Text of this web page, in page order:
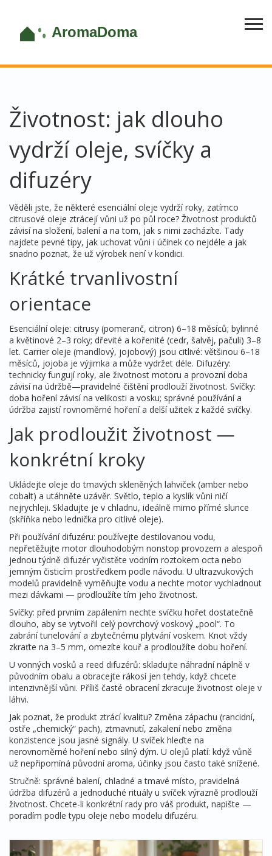
Životnost: jak dlouho
vydrží oleje, svíčky a
difuzéry
Věděli jste, že některé esenciální oleje vydrží roky, zatímco
citrusové oleje ztrácejí vůni už po půl roce? Životnost produktů
závisí na složení, balení a na tom, jak s nimi zacházíte. Tady
najdete pevné tipy, jak uchovat vůni i účinek co nejdéle a jak
snadno poznat, že už výrobek není v kondici.
Krátké trvanlivostní
orientace
Esenciální oleje: citrusy (pomeranč, citron) 6–18 měsíců; bylinné
a květinové 2–3 roky; dřevité a kořenité (cedr, šalvěj, pačuli) 3–8
let. Carrier oleje (mandlový, jojobový) jsou citlivé: většinou 6–18
měsíců, jojoba je výjimka a může vydržet déle. Difuzéry:
technicky fungují roky, ale životnost motoru a provozní doba
závisí na údržbě—pravidelné čištění prodlouží životnost. Svíčky:
doba hoření závisí na velikosti a vosku; správné používání a
údržba zajistí rovnoměrné hoření a delší užitek z každé svíčky.
Jak prodloužit životnost —
konkrétní kroky
Ukládejte oleje do tmavých skleněných lahviček (amber nebo
cobalt) a utáhněte uzávěr. Světlo, teplo a kyslík vůni ničí
nejrychleji. Skladujte je v chladnu, ideálně mimo přímé slunce
(skříňka nebo lednička pro citlivé oleje).
Při používání difuzéru: používejte destilovanou vodu,
nepřetěžujte motor dlouhodobým nonstop provozem a alespoň
jednou týdně difuzér vyčistěte vodním roztokem octa nebo
jemným čisticím prostředkem podle návodu. U ultrazvukových
modelů pravidelně vyměňujte vodu a nechte motor vychladnout
mezi dávkami — prodloužíte tím jeho životnost.
Svíčky: před prvním zapálením nechte svíčku hořet dostatečně
dlouho, aby se vytvořil celý povrchový voskový „pool“. To
zabrání tunelování a zbytečnému plytvání voskem. Knot vždy
zkraťte na 3–5 mm, omezíte kouř a prodloužíte dobu hoření.
U vonných vosků a reed difuzérů: skladujte náhradní náplně v
původním obalu a obracejte rákosí jen tehdy, když chcete
intenzivnější vůni. Příliš časté obracení zkracuje životnost oleje v
láhvi.
Jak poznat, že produkt ztrácí kvalitu? Změna zápachu (rancidní,
ostře „chemický“ pach), ztmavnutí, zakalení nebo změna
konzistence jsou jasné signály. U svíček hleďte na
nerovnoměrné hoření nebo silný dým. U olejů platí: když vůně
už nepřipomíná původní aroma, účinky jsou často také snížené.
Stručně: správné balení, chladné a tmavé místo, pravidelná
údržba difuzérů a jednoduché rituály u svíček výrazně prodlouží
životnost. Chcete-li konkrétní rady pro váš produkt, napište —
poradím podle typu oleje nebo modelu difuzéru.